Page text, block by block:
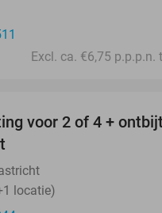
Excl. ca. €6,75
voor 2 of 4 +
locatie)